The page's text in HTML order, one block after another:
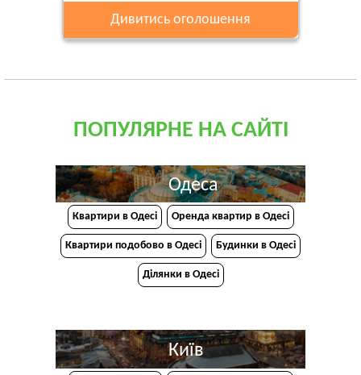
Дивитись оголошення
ПОПУЛЯРНЕ НА САЙТІ
Одеса
Квартири в Одесі Оренда квартир в Одесі
Квартири подобово в Одесі Будинки в Одесі
Ділянки в Одесі
Київ